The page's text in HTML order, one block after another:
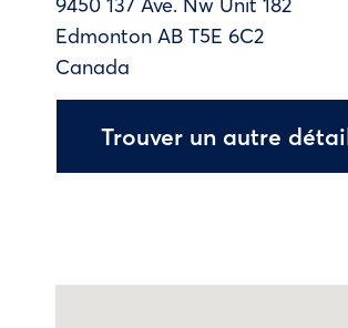
Edmonton AB T5E 6C2
Canada
Trouver un autre